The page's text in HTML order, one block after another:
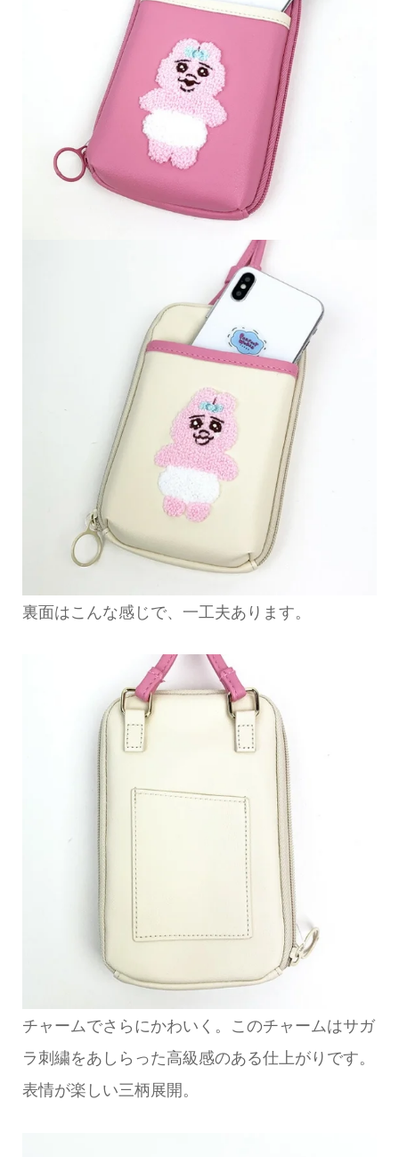
裏面はこんな感じで、一工夫あります。
チャームでさらにかわいく。このチャームはサガ
ラ刺繍をあしらった高級感のある仕上がりです。
表情が楽しい三柄展開。